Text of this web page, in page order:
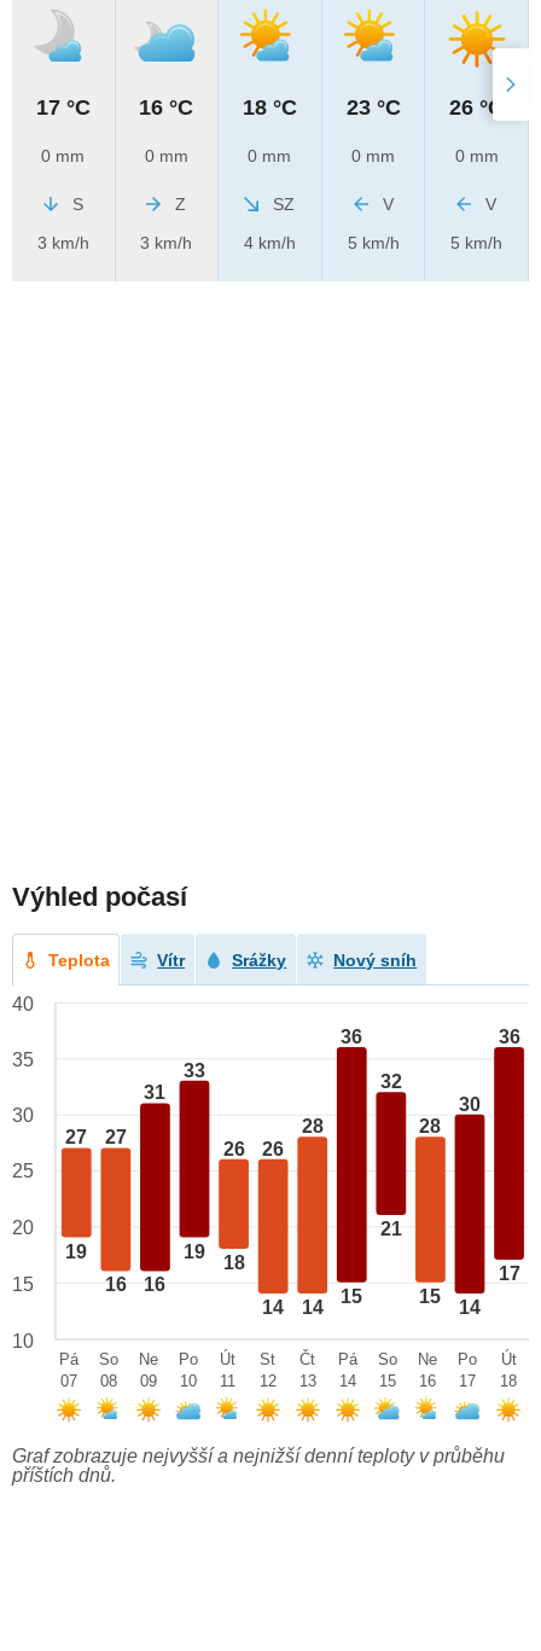
17 °C
0 mm
S
3 km/h
16 °C
0 mm
Z
3 km/h
18 °C
0 mm
SZ
4 km/h
23 °C
0 mm
V
5 km/h
26 °C
0 mm
V
5 km/h
Výhled počasí
Teplota Vítr Srážky Nový sníh
27
19
27
16
31
16
33
19
26
18
26
14
28
14
36
15
32
21
28
15
30
14
36
17
40
35
30
25
20
15
10
Pá
07
So
08
Ne
09
Po
10
Út
11
St
12
Čt
13
Pá
14
So
15
Ne
16
Po
17
Út
18
Graf zobrazuje nejvyšší a nejnižší denní teploty v průběhu
příštích dnů.